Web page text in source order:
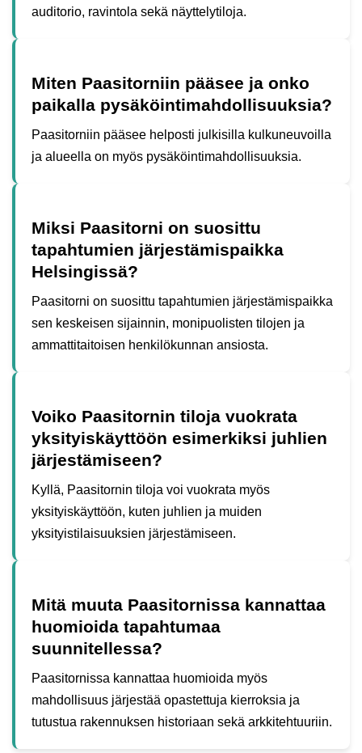
auditorio, ravintola sekä näyttelytiloja.
Miten Paasitorniin pääsee ja onko
paikalla pysäköintimahdollisuuksia?
Paasitorniin pääsee helposti julkisilla kulkuneuvoilla
ja alueella on myös pysäköintimahdollisuuksia.
Miksi Paasitorni on suosittu
tapahtumien järjestämispaikka
Helsingissä?
Paasitorni on suosittu tapahtumien järjestämispaikka
sen keskeisen sijainnin, monipuolisten tilojen ja
ammattitaitoisen henkilökunnan ansiosta.
Voiko Paasitornin tiloja vuokrata
yksityiskäyttöön esimerkiksi juhlien
järjestämiseen?
Kyllä, Paasitornin tiloja voi vuokrata myös
yksityiskäyttöön, kuten juhlien ja muiden
yksityistilaisuuksien järjestämiseen.
Mitä muuta Paasitornissa kannattaa
huomioida tapahtumaa
suunnitellessa?
Paasitornissa kannattaa huomioida myös
mahdollisuus järjestää opastettuja kierroksia ja
tutustua rakennuksen historiaan sekä arkkitehtuuriin.